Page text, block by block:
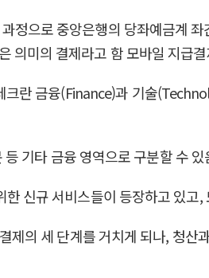
정으로 중앙은행의 당좌예금계
의미의 결제라고 함 모바일 지급
란 금융(Finance)과 기술
기타 금융 영역으로 구분할 수 있
신규 서비스들이 등장하고 있고
의 세 단계를 거치게 되나, 청